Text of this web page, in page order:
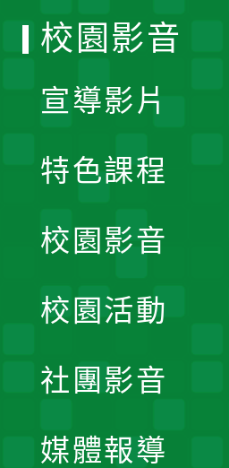
校園影音
宣導影片
特色課程
校園影音
校園活動
社團影音
媒體報導